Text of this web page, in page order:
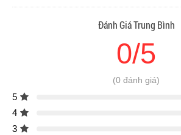
Đánh Giá Trung Bình
0/5
(0 đánh giá)
5
4
3